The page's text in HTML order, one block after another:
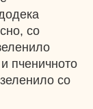
со
пченичното
со